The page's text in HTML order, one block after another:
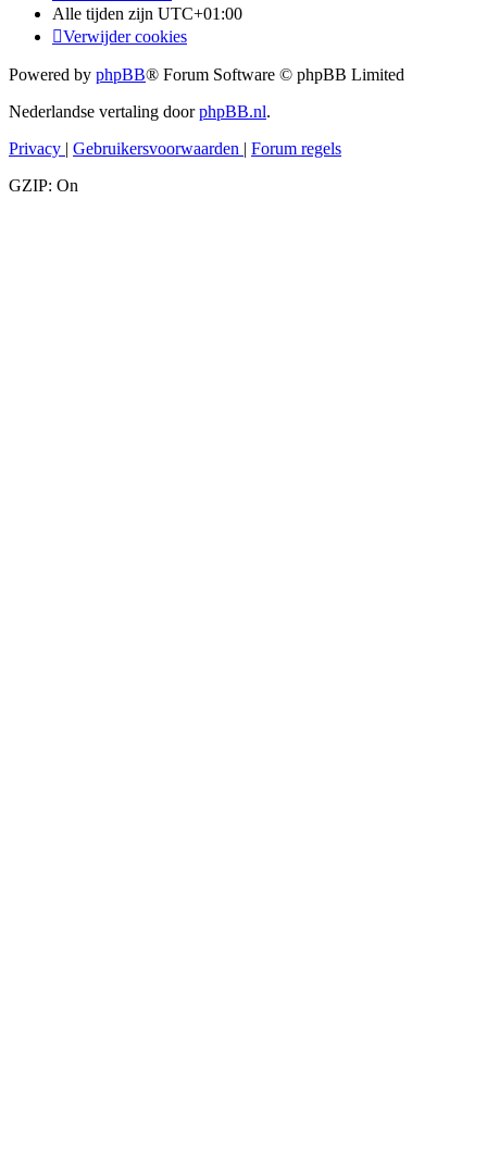
Alle tijden zijn UTC+01:00
Verwijder cookies
Powered by phpBB® Forum Software © phpBB Limited
Nederlandse vertaling doorphpBB.nl.
Privacy | Gebruikersvoorwaarden | Forum regels
GZIP: On